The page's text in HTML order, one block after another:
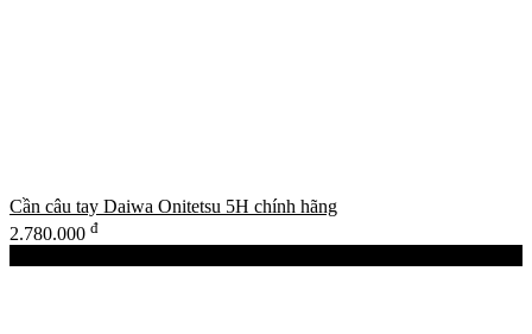
Cần câu tay Daiwa Onitetsu 5H chính hãng
2.780.000 đ